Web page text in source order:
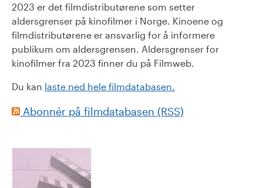
2023 er det filmdistributørene som setter
aldersgrenser på kinofilmer i Norge. Kinoene og
filmdistributørene er ansvarlig for å informere
publikum om aldersgrensen. Aldersgrenser for
kinofilmer fra 2023 finner du på Filmweb.
Du kan laste ned hele filmdatabasen.
Abonnér på filmdatabasen (RSS)